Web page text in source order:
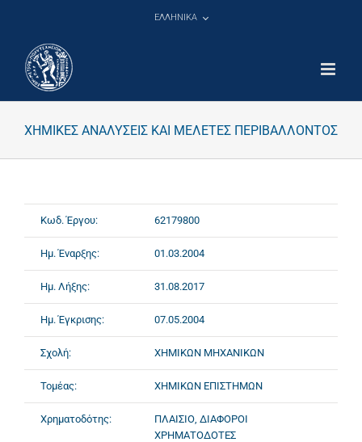
ΕΛΛΗΝΙΚΑ
ΧΗΜΙΚΕΣ ΑΝΑΛΥΣΕΙΣ ΚΑΙ ΜΕΛΕΤΕΣ ΠΕΡΙΒΑΛΛΟΝΤΟΣ
Κωδ. Έργου: 62179800
Ημ. Έναρξης: 01.03.2004
Ημ. Λήξης: 31.08.2017
Ημ. Έγκρισης: 07.05.2004
Σχολή: ΧΗΜΙΚΩΝ ΜΗΧΑΝΙΚΩΝ
Τομέας: ΧΗΜΙΚΩΝ ΕΠΙΣΤΗΜΩΝ
Χρηματοδότης:
ΠΛΑΙΣΙΟ, ΔΙΑΦΟΡΟΙ
ΧΡΗΜΑΤΟΔΟΤΕΣ